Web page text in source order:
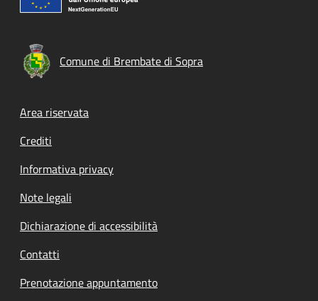
Comune di Brembate di Sopra
Footer menu
Area riservata
Crediti
Informativa privacy
Note legali
Dichiarazione di accessibilità
Contatti
Prenotazione appuntamento